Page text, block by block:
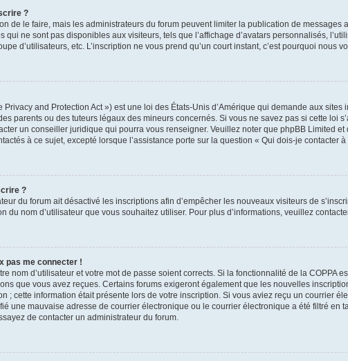
?
de le faire, mais les administrateurs du forum peuvent limiter la publication de
qui ne sont pas disponibles aux visiteurs, tels que l’affichage d’avatars personnalisés,
d’utilisateurs, etc. L’inscription ne vous prend qu’un court instant, c’est pourquoi nous
Privacy and Protection Act ») est une loi des États-Unis d’Amérique qui demande aux
parents ou des tuteurs légaux des mineurs concernés. Si vous ne savez pas si cette loi
un conseiller juridique qui pourra vous renseigner. Veuillez noter que phpBB Limited
à ce sujet, excepté lorsque l’assistance porte sur la question « Qui dois-je contacter
?
du forum ait désactivé les inscriptions afin d’empêcher les nouveaux visiteurs de
du nom d’utilisateur que vous souhaitez utiliser. Pour plus d’informations, veuillez
pas me connecter !
nom d’utilisateur et votre mot de passe soient corrects. Si la fonctionnalité de la COPPA
que vous avez reçues. Certains forums exigeront également que les nouvelles
; cette information était présente lors de votre inscription. Si vous aviez reçu un courrier
une mauvaise adresse de courrier électronique ou le courrier électronique a été filtré en
de contacter un administrateur du forum.